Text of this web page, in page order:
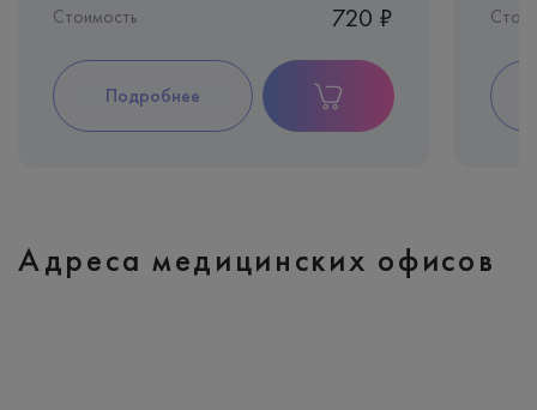
Стоимость 720 ₽
Подробнее
Адреса медицинских офисов